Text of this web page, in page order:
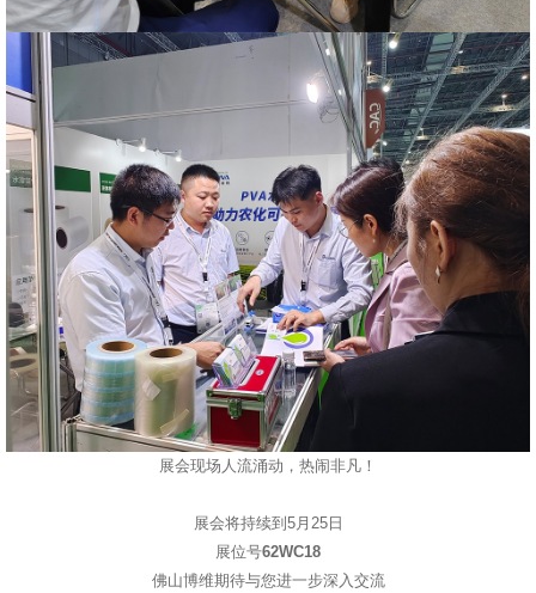
展会现场人流涌动，热闹非凡！
展会将持续到5月25日
展位号62WC18
佛山博维期待与您进一步深入交流